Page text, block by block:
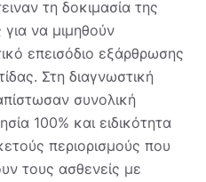
τη δοκιμασία της
για να μιμηθούν
επεισόδιο εξάρθρωσης
Στη διαγνωστική
συνολική
100% και ειδικότητα
περιορισμούς που
τους ασθενείς με